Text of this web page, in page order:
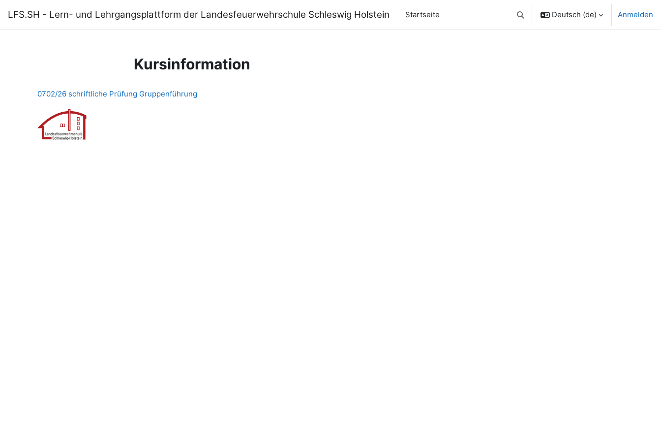
LFS.SH - Lern- und Lehrgangsplattform der Landesfeuerwehrschule Schleswig Holstein Startseite Sucheingabe umschalten
Deutsch ‎(de)‎ Anmelden
Kursinformation
0702/26 schriftliche Prüfung Gruppenführung